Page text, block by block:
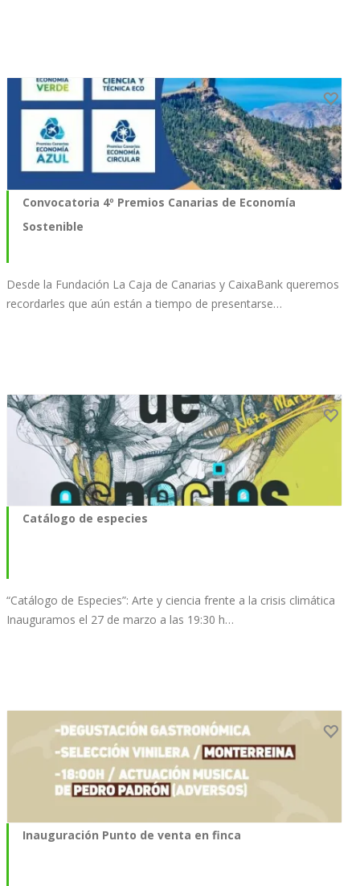
Convocatoria 4º Premios Canarias de Economía
Sostenible
Desde la Fundación La Caja de Canarias y CaixaBank queremos
recordarles que aún están a tiempo de presentarse…
Catálogo de especies
“Catálogo de Especies”: Arte y ciencia frente a la crisis climática
Inauguramos el 27 de marzo a las 19:30 h…
Inauguración Punto de venta en finca